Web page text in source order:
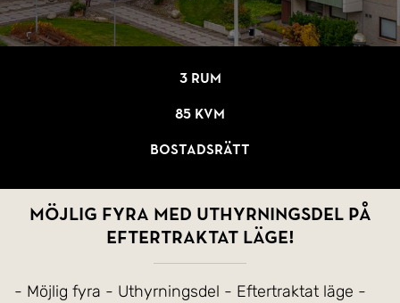
3 rum
85 kvm
Bostadsrätt
Möjlig fyra med uthyrningsdel på
eftertraktat läge!
- Möjlig fyra - Uthyrningsdel - Eftertraktat läge -